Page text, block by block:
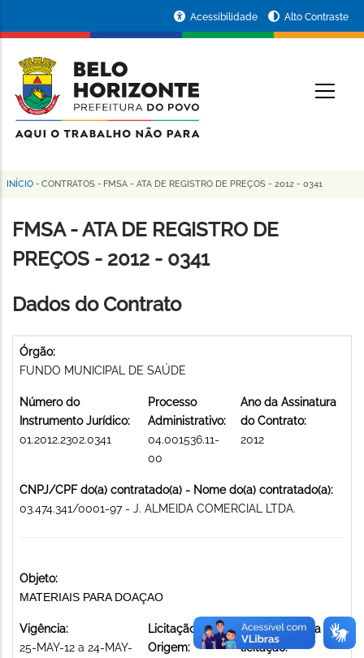
conteúdo
principal
da
Prefeitura
de
Horizonte
Acessibilidade Alto Contraste
Trilha
de
navegação
INÍCIO - CONTRATOS - FMSA - ATA DE REGISTRO DE PREÇOS - 2012 - 0341
FMSA - ATA DE REGISTRO DE
PREÇOS - 2012 - 0341
Dados do Contrato
Órgão:
FUNDO MUNICIPAL DE SAÚDE
Número do
Instrumento Jurídico:
01.2012.2302.0341
Processo
Administrativo:
04.001536.11-
00
Ano da Assinatura
do Contrato:
2012
CNPJ/CPF do(a) contratado(a) - Nome do(a) contratado(a):
03.474.341/0001-97 - J. ALMEIDA COMERCIAL LTDA.
Objeto:
MATERIAIS PARA DOAÇAO
Vigência:
25-MAY-12 a 24-MAY-
Licitação de
Origem:
Modalidade da
licitação: